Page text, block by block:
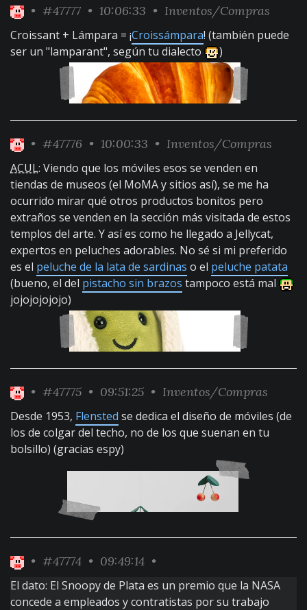
• #47777 • 10:06:33 • Inventos/Compras
Croissant + Lámpara = ¡Croissámpara! (también puede
ser un "lamparant", según tu dialecto
)
• #47776 • 10:00:33 • Inventos/Compras
ACUL: Viendo que los móviles esos se venden en
tiendas de museos (el MoMA y sitios así), se me ha
ocurrido mirar qué otros productos bonitos pero
extraños se venden en la sección más visitada de estos
templos del arte. Y así es como he llegado a Jellycat,
expertos en peluches adorables. No sé si mi preferido
es el peluche de la lata de sardinas o el peluche patata
(bueno, el del pistacho sin brazos tampoco está mal
jojojojojojo)
• #47775 • 09:51:25 • Inventos/Compras
Desde 1953, Flensted se dedica el diseño de móviles (de
los de colgar del techo, no de los que suenan en tu
bolsillo) (gracias espy)
• #47774 • 09:49:14 •
El dato: El Snoopy de Plata es un premio que la NASA
concede a empleados y contratistas por su trabajo